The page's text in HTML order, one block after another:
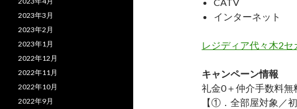
インターネット
レジディア代々木2
キャンペーン情報
礼金0＋仲介手数料無
【①．全部屋対象／
2023年3月
2023年2月
2023年1月
2022年12月
2022年11月
2022年10月
2022年9月